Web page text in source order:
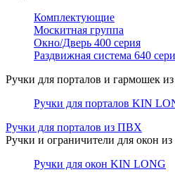
Комплектующие
Москитная группа
Окно/Дверь 400 серия
Раздвижная система 640
Ручки для порталов и гармошек
Ручки для порталов KIN
Ручки для порталов из ПВХ
Ручки и ограничители для окон
Ручки для окон KIN LONG